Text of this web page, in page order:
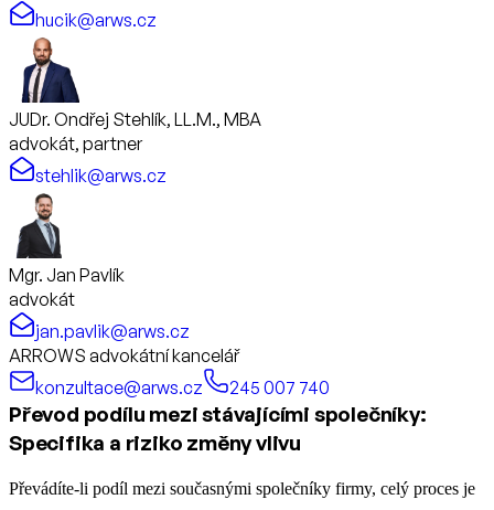
hucik@arws.cz
JUDr. Ondřej Stehlík, LL.M., MBA
advokát, partner
stehlik@arws.cz
Mgr. Jan Pavlík
advokát
jan.pavlik@arws.cz
ARROWS advokátní kancelář
konzultace@arws.cz
245 007 740
Převod podílu mezi stávajícími společníky:
Specifika a riziko změny vlivu
Převádíte-li podíl mezi současnými společníky firmy, celý proces je